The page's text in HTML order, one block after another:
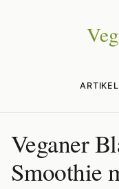
ARTIKEL
Veganer
Smoothie